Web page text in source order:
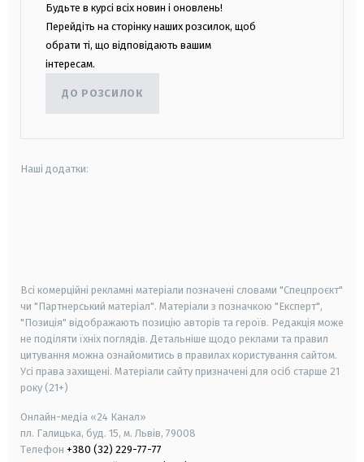
Будьте в курсі всіх новин і оновлень!
Перейдіть на сторінку наших розсилок, щоб
обрати ті, що відповідають вашим
інтересам.
ДО РОЗСИЛОК
Наші додатки:
Всі комерційні рекламні матеріали позначені словами "Спецпроєкт"
чи "Партнерський матеріал". Матеріали з позначкою "Експерт",
"Позиція" відображають позицію авторів та героїв. Редакція може
не поділяти їхніх поглядів. Детальніше щодо реклами та правил
цитування можна ознайомитись в правилах користування сайтом.
Усі права захищені. Матеріали сайту призначені для осіб старше 21
року (21+)
Онлайн-медіа «24 Канал»
пл. Галицька, буд. 15, м. Львів, 79008
Телефон +380 (32) 229-77-77